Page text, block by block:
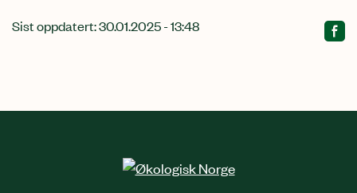
Relatert
Sist oppdatert: 30.01.2025 - 13:48